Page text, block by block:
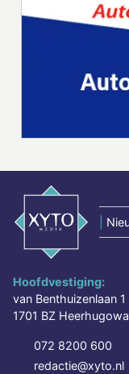
Hoofdvestiging:
van Benthuizenlaan 1
1701 BZ
072 8200 600
redactie@xyto.nl